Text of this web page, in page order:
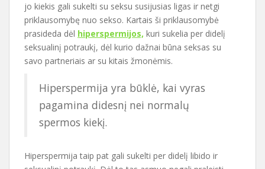
jo kiekis gali sukelti su seksu susijusias ligas ir netgi
priklausomybę nuo sekso. Kartais ši priklausomybė
prasideda dėl hiperspermijos, kuri sukelia per didelį
seksualinį potraukį, dėl kurio dažnai būna seksas su
savo partneriais ar su kitais žmonėmis.
Hiperspermija yra būklė, kai vyras
pagamina didesnį nei normalų
spermos kiekį.
Hiperspermija taip pat gali sukelti per didelį libido ir